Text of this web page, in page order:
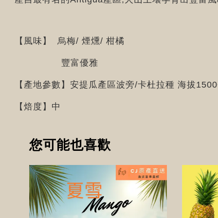
【風味】 烏梅/ 煙燻/ 柑橘
豐富優雅
【產地參數】安提瓜產區波旁/卡杜拉種 海拔
【焙度】中
您可能也喜歡